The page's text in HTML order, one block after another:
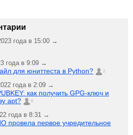
года в 15:00 →
года в 9:09 →
для юниттеста в Python? 2
года в 2:09 →
как получить GPG-ключ и
apt?
6
года в 8:31 →
провела первое учредительное